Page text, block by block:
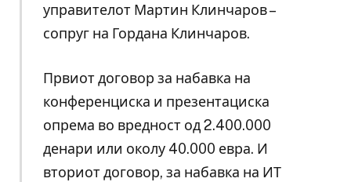
управителот Мартин Клинчаров –
сопруг на Гордана Клинчаров.
Првиот договор за набавка на
конференциска и презентациска
опрема во вредност од 2.400.000
денари или околу 40.000 евра. И
вториот договор, за набавка на ИТ